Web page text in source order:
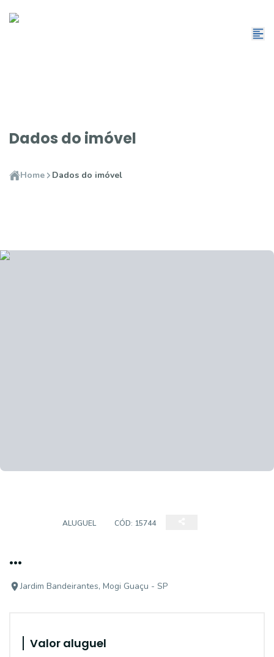
Dados do imóvel
Home Dados do imóvel
ALUGUEL CÓD: 15744
...
Jardim Bandeirantes, Mogi Guaçu - SP
Valor aluguel